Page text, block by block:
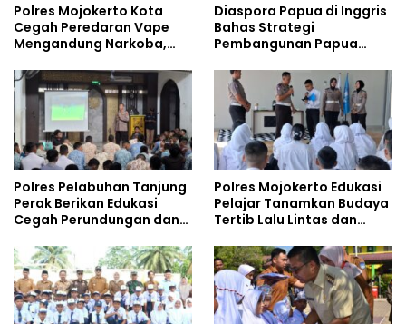
Polres Mojokerto Kota
Cegah Peredaran Vape
Mengandung Narkoba,
Kalangan Remaja
Diaspora Papua di Inggris
Bahas Strategi
Pembangunan Papua
Doktoral Internasional
Polres Pelabuhan Tanjung
Perak Berikan Edukasi
Cegah Perundungan dan
kepada Pelajar MPLS
Polres Mojokerto Edukasi
Pelajar Tanamkan Budaya
Tertib Lalu Lintas dan